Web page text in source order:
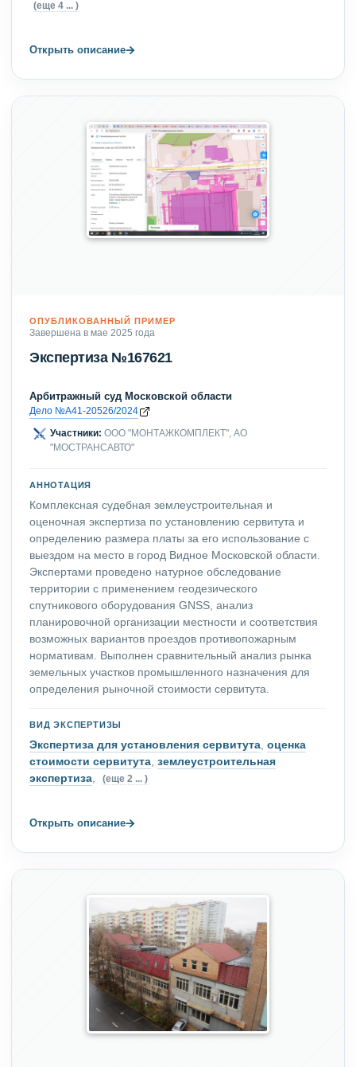
(еще 4 ... )
Открыть описание→
ОПУБЛИКОВАННЫЙ ПРИМЕР
Завершена в мае 2025 года
Экспертиза №167621
Арбитражный суд Московской области
Дело №А41-20526/2024
Участники: ООО "МОНТАЖКОМПЛЕКТ", АО
"МОСТРАНСАВТО"
АННОТАЦИЯ
Комплексная судебная землеустроительная и
оценочная экспертиза по установлению сервитута и
определению размера платы за его использование с
выездом на место в город Видное Московской области.
Экспертами проведено натурное обследование
территории с применением геодезического
спутникового оборудования GNSS, анализ
планировочной организации местности и соответствия
возможных вариантов проездов противопожарным
нормативам. Выполнен сравнительный анализ рынка
земельных участков промышленного назначения для
определения рыночной стоимости сервитута.
ВИД ЭКСПЕРТИЗЫ
Экспертиза для установления сервитута, оценка
стоимости сервитута, землеустроительная
экспертиза, (еще 2 ... )
Открыть описание→